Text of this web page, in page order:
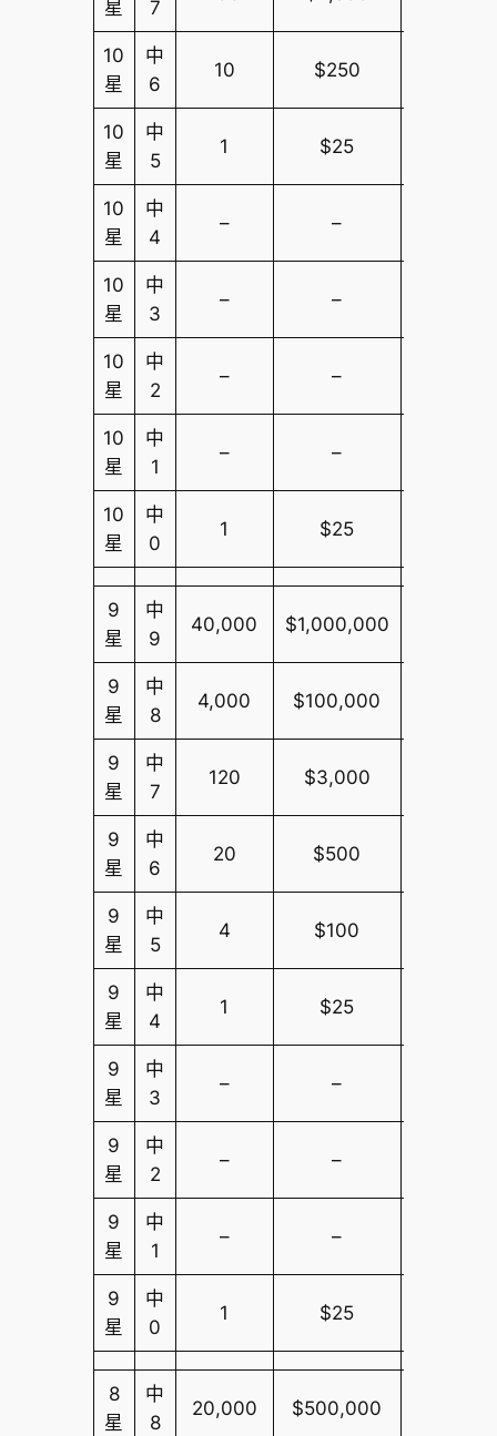
星 7
10
星
中
6
10 $250
10
星
中
5
1 $25
10
星
中
4
– –
10
星
中
3
– –
10
星
中
2
– –
10
星
中
1
– –
10
星
中
0
1 $25
9
星
中
9
40,000 $1,000,000
9
星
中
8
4,000 $100,000
9
星
中
7
120 $3,000
9
星
中
6
20 $500
9
星
中
5
4 $100
9
星
中
4
1 $25
9
星
中
3
– –
9
星
中
2
– –
9
星
中
1
– –
9
星
中
0
1 $25
8
星
中
8
20,000 $500,000